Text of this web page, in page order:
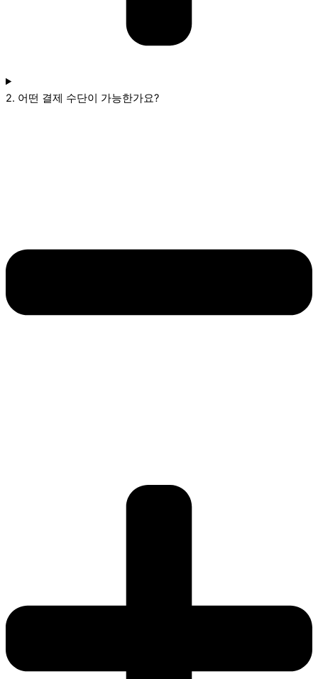
2. 어떤 결제 수단이 가능한가요?